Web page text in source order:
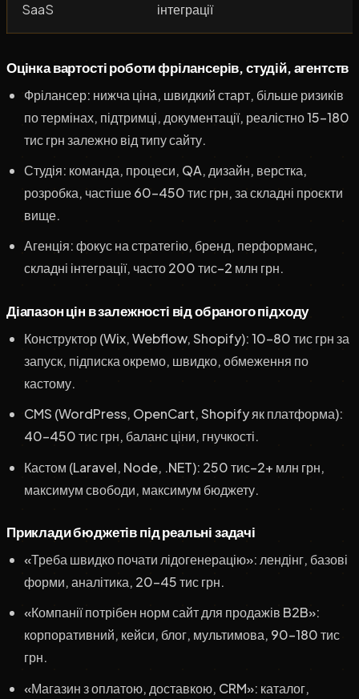
SaaS
інтеграції
Оцінка вартості роботи фрілансерів, студій, агентств
Фрілансер: нижча ціна, швидкий старт, більше ризиків
по термінах, підтримці, документації, реалістно 15–180
тис грн залежно від типу сайту.
Студія: команда, процеси, QA, дизайн, верстка,
розробка, частіше 60–450 тис грн, за складні проєкти
вище.
Агенція: фокус на стратегію, бренд, перформанс,
складні інтеграції, часто 200 тис–2 млн грн.
Діапазон цін в залежності від обраного підходу
Конструктор (Wix, Webflow, Shopify): 10–80 тис грн за
запуск, підписка окремо, швидко, обмеження по
кастому.
CMS (WordPress, OpenCart, Shopify як платформа):
40–450 тис грн, баланс ціни, гнучкості.
Кастом (Laravel, Node, .NET): 250 тис–2+ млн грн,
максимум свободи, максимум бюджету.
Приклади бюджетів під реальні задачі
«Треба швидко почати лідогенерацію»: лендінг, базові
форми, аналітика, 20–45 тис грн.
«Компанії потрібен норм сайт для продажів B2B»:
корпоративний, кейси, блог, мультимова, 90–180 тис
грн.
«Магазин з оплатою, доставкою, CRM»: каталог,